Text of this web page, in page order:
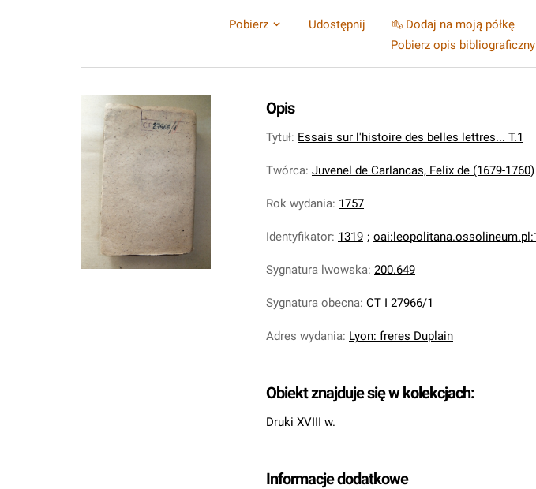
Pobierz Udostępnij Dodaj na moją półkę
Pobierz opis bibliograficzny
Opis
Tytuł: Essais sur l'histoire des belles lettres... T.1
Twórca: Juvenel de Carlancas, Felix de (1679-1760)
Rok wydania: 1757
Identyfikator: 1319 ;
Sygnatura lwowska: 200.649
Sygnatura obecna: CT I 27966/1
Adres wydania: Lyon: freres Duplain
Obiekt znajduje się w kolekcjach:
Druki XVIII w.
Informacje dodatkowe